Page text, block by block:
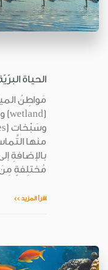
الحياة
مَواطِنُ
منها
بالإضافةِ
مُختلِفةٍ مِنَ
اقرأ المزيد >>